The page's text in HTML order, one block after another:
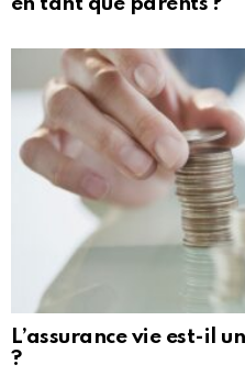
L’assurance vie est-il
?